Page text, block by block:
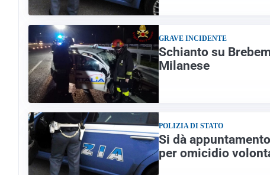
GRAVE INCIDENTE
Schianto su
Milanese
POLIZIA DI STATO
Si dà
per omicidio